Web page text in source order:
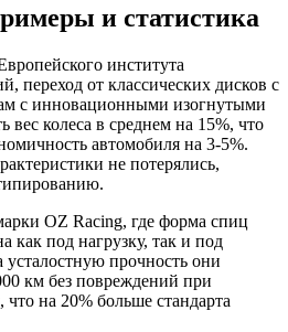
и статистика
института
переход от классических дисков с
с инновационными изогнутыми
вес колеса в среднем на 15%, что
автомобиля на 3-5%.
не потерялись,
OZ Racing, где форма спиц
как под нагрузку, так и под
усталостную прочность они
км без повреждений при
на 20% больше стандарта